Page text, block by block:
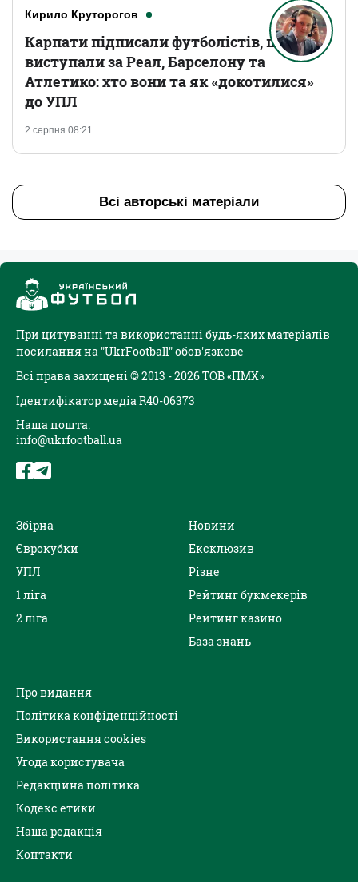
Кирило Круторогов
2 серпня 08:21
Карпати підписали футболістів, що
виступали за Реал, Барселону та
Атлетико: хто вони та як «докотилися»
до УПЛ
Всі авторські матеріали
При цитуванні та використанні будь-яких матеріалів
посилання на "UkrFootball" обов'язкове
Всі права захищені © 2013 - 2026 ТОВ «ПМХ»
Ідентифікатор медіа R40-06373
Наша пошта:
info@ukrfootball.ua
Збірна
Єврокубки
УПЛ
1 ліга
2 ліга
Новини
Ексклюзив
Різне
Рейтинг букмекерів
Рейтинг казино
База знань
Про видання
Політика конфіденційності
Використання cookies
Угода користувача
Редакційна політика
Кодекс етики
Наша редакція
Контакти